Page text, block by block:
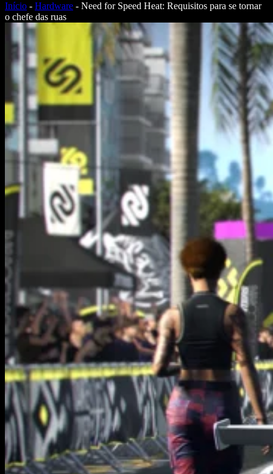
Início - Hardware - Need for Speed Heat: Requisitos para se tornar
o chefe das ruas